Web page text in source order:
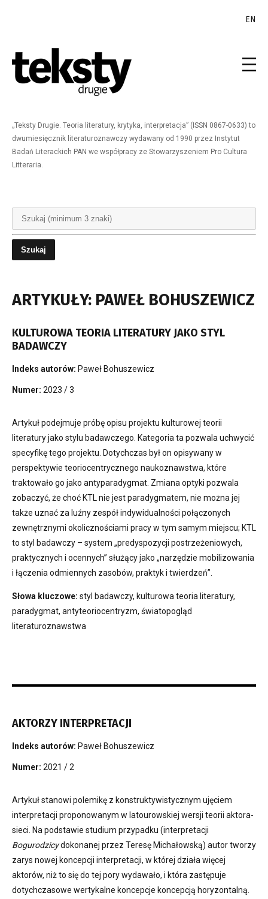
EN
„Teksty Drugie. Teoria literatury, krytyka, interpretacja” (ISSN 0867-0633) to
dwumiesięcznik literaturoznawczy wydawany od 1990 przez Instytut
Badań Literackich PAN we współpracy ze Stowarzyszeniem Pro Cultura
Litteraria.
ARTYKUŁY: PAWEŁ BOHUSZEWICZ
KULTUROWA TEORIA LITERATURY JAKO STYL
BADAWCZY
Indeks autorów: Paweł Bohuszewicz
Numer: 2023 / 3
Artykuł podejmuje próbę opisu projektu kulturowej teorii
literatury jako stylu badawczego. Kategoria ta pozwala uchwycić
specyfikę tego projektu. Dotychczas był on opisywany w
perspektywie teoriocentrycznego naukoznawstwa, które
traktowało go jako antyparadygmat. Zmiana optyki pozwala
zobaczyć, że choć KTL nie jest paradygmatem, nie można jej
także uznać za luźny zespół indywidualności połączonych
zewnętrznymi okolicznościami pracy w tym samym miejscu; KTL
to styl badawczy – system „predyspozycji postrzeżeniowych,
praktycznych i ocennych” służący jako „narzędzie mobilizowania
i łączenia odmiennych zasobów, praktyk i twierdzeń”.
Słowa kluczowe: styl badawczy, kulturowa teoria literatury,
paradygmat, antyteoriocentryzm, światopogląd
literaturoznawstwa
AKTORZY INTERPRETACJI
Indeks autorów: Paweł Bohuszewicz
Numer: 2021 / 2
Artykuł stanowi polemikę z konstruktywistycznym ujęciem
interpretacji proponowanym w latourowskiej wersji teorii aktora-
sieci. Na podstawie studium przypadku (interpretacji
Bogurodzicydokonanej przez Teresę Michałowską) autor tworzy
zarys nowej koncepcji interpretacji, w której działa więcej
aktorów, niż to się do tej pory wydawało, i która zastępuje
dotychczasowe wertykalne koncepcje koncepcją horyzontalną.